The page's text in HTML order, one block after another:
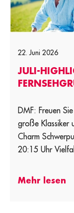
22. Juni 2026
JULI-
DMF: Freuen
große Klassiker
Charm
20:15 Uhr
Mehr lesen